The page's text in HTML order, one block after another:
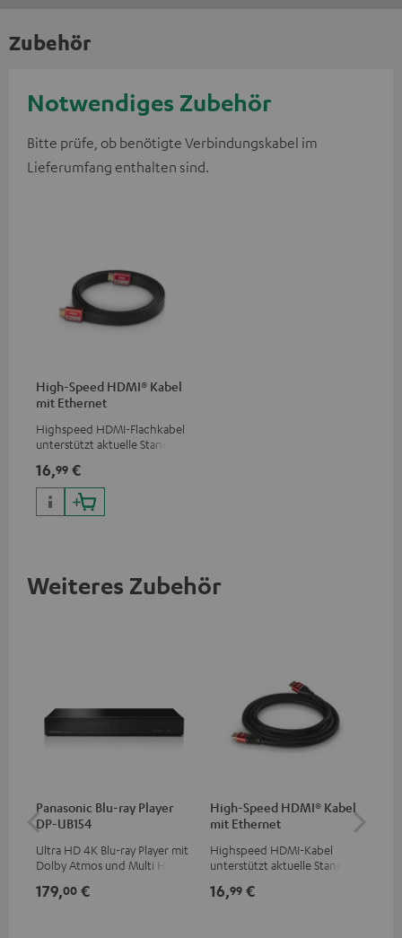
Zubehör
Notwendiges Zubehör
Bitte prüfe, ob benötigte Verbindungskabel im
Lieferumfang enthalten sind.
High-Speed HDMI® Kabel
mit Ethernet
Highspeed HDMI-Flachkabel
unterstützt aktuelle Standards
16,99 €
Weiteres Zubehör
Panasonic Blu-ray Player
DP-UB154
Ultra HD 4K Blu-ray Player mit
Dolby Atmos und Multi HDR-
HDR10+ für eine überragende
179,00 €
High-Speed HDMI® Kabel
mit Ethernet
Highspeed HDMI-Kabel
unterstützt aktuelle Standards
16,99 €